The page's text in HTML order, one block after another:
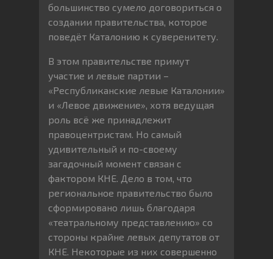
большинство сумело договориться о
создании правительства, которое
поведёт Каталонию к суверенитету.
В этом правительстве примут
участие и левые партии –
«Республиканские левые Каталонии»
и «Левое движение», хотя ведущая
роль всё же принадлежит
правоцентристам. Но самый
удивительный и по-своему
загадочный момент связан с
фактором КНЕ. Дело в том, что
региональное правительство было
сформировано лишь благодаря
«театральному представлению» со
стороны крайне левых депутатов от
КНЕ. Некоторые из них совершенно